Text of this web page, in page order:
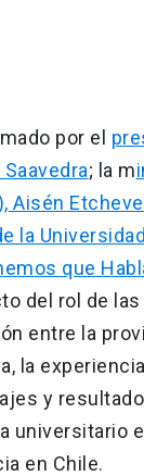
por el
; la m
Aisén
la
que
del rol de
entre la
la
y
universitario
en Chile.